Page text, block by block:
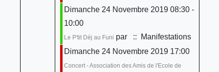
Dimanche 24 Novembre 2019 08:30 -
10:00
Le P'tit Déj au Funi par
:: Manifestations
Dimanche 24 Novembre 2019 17:00
Concert - Association des Amis de l'Ecole de